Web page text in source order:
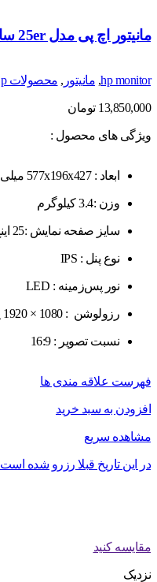
مانیتور اچ پی مدل 25er سایز 25 اینچ
hp monitor
, مانیتور , محصولات Hp
13,850,000 تومان
ویژگی های محصول :
ابعاد : 577x196x427 میلی‌متر
وزن :3.4 کیلوگرم
سایز صفحه نمایش :25 اینچ
نوع پنل : IPS
نور پس‌زمینه : LED
رزولوشن : 1080 × 1920 پیکسل - Full HD
نسبت تصویر : 16:9
فهرست علاقه مندی ها
افزودن به سبد خرید
مشاهده سریع
در این تاریخ قبلا رزرو شده است
مقایسه کنید
نزدیک